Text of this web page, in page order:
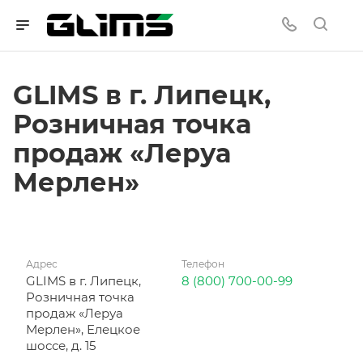
GLIMS в г. Липецк,
Розничная точка
продаж «Леруа
Мерлен»
Адрес
GLIMS в г. Липецк,
Розничная точка
продаж «Леруа
Мерлен», Елецкое
шоссе, д. 15
Телефон
8 (800) 700-00-99